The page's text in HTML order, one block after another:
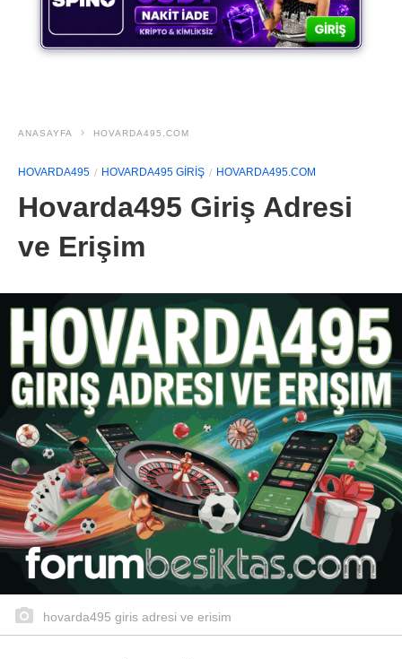
ANASAYFA HOVARDA495.COM
HOVARDA495 HOVARDA495 GIRIŞ HOVARDA495.COM
Hovarda495 Giriş Adresi
ve Erişim
hovarda495 giris adresi ve erisim